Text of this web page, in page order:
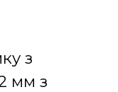
з
мм з